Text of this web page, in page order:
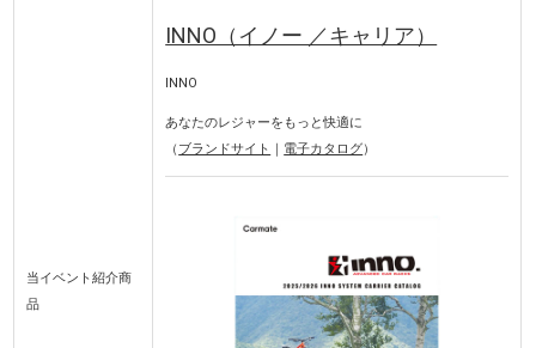
当イベント紹介商
品
INNO（イノー ／キャリア）
INNO
あなたのレジャーをもっと快適に
（ ブランドサイト ｜ 電子カタログ）